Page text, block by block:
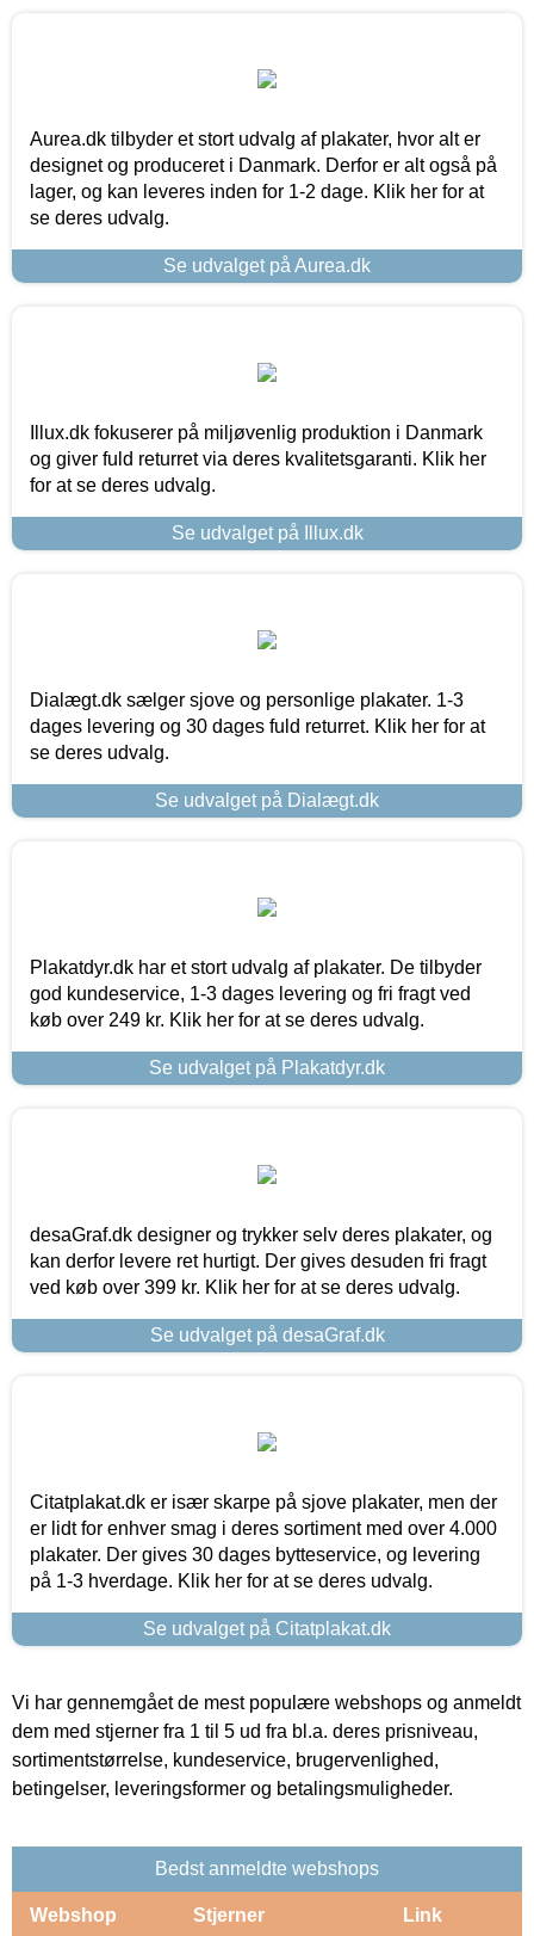
Aurea.dk tilbyder et stort udvalg af plakater, hvor alt er
designet og produceret i Danmark. Derfor er alt også på
lager, og kan leveres inden for 1-2 dage. Klik her for at
se deres udvalg.
Se udvalget på Aurea.dk
Illux.dk fokuserer på miljøvenlig produktion i Danmark
og giver fuld returret via deres kvalitetsgaranti. Klik her
for at se deres udvalg.
Se udvalget på Illux.dk
Dialægt.dk sælger sjove og personlige plakater. 1-3
dages levering og 30 dages fuld returret. Klik her for at
se deres udvalg.
Se udvalget på Dialægt.dk
Plakatdyr.dk har et stort udvalg af plakater. De tilbyder
god kundeservice, 1-3 dages levering og fri fragt ved
køb over 249 kr. Klik her for at se deres udvalg.
Se udvalget på Plakatdyr.dk
desaGraf.dk designer og trykker selv deres plakater, og
kan derfor levere ret hurtigt. Der gives desuden fri fragt
ved køb over 399 kr. Klik her for at se deres udvalg.
Se udvalget på desaGraf.dk
Citatplakat.dk er især skarpe på sjove plakater, men der
er lidt for enhver smag i deres sortiment med over 4.000
plakater. Der gives 30 dages bytteservice, og levering
på 1-3 hverdage. Klik her for at se deres udvalg.
Se udvalget på Citatplakat.dk
Vi har gennemgået de mest populære webshops og anmeldt
dem med stjerner fra 1 til 5 ud fra bl.a. deres prisniveau,
sortimentstørrelse, kundeservice, brugervenlighed,
betingelser, leveringsformer og betalingsmuligheder.
Bedst anmeldte webshops
Webshop Stjerner Link